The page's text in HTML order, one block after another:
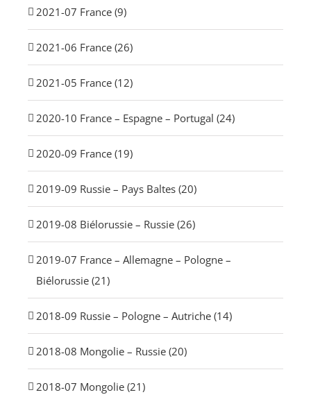
2021-07 France (9)
2021-06 France (26)
2021-05 France (12)
2020-10 France – Espagne – Portugal (24)
2020-09 France (19)
2019-09 Russie – Pays Baltes (20)
2019-08 Biélorussie – Russie (26)
2019-07 France – Allemagne – Pologne –
Biélorussie (21)
2018-09 Russie – Pologne – Autriche (14)
2018-08 Mongolie – Russie (20)
2018-07 Mongolie (21)